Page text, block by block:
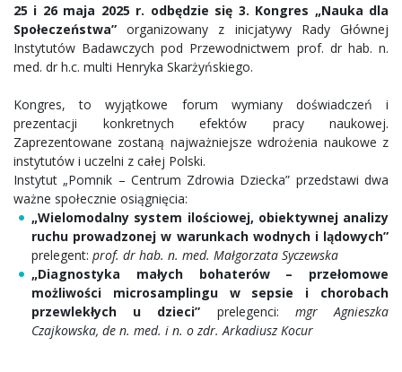
25 i 26 maja 2025 r. odbędzie się 3. Kongres „Nauka dla
Społeczeństwa” organizowany z inicjatywy Rady Głównej
Instytutów Badawczych pod Przewodnictwem prof. dr hab. n.
med. dr h.c. multi Henryka Skarżyńskiego.
Kongres, to wyjątkowe forum wymiany doświadczeń i
prezentacji konkretnych efektów pracy naukowej.
Zaprezentowane zostaną najważniejsze wdrożenia naukowe z
instytutów i uczelni z całej Polski.
Instytut „Pomnik – Centrum Zdrowia Dziecka” przedstawi dwa
ważne społecznie osiągnięcia:
„Wielomodalny system ilościowej, obiektywnej analizy
ruchu prowadzonej w warunkach wodnych i lądowych”
prelegent: prof. dr hab. n. med. Małgorzata Syczewska
„Diagnostyka małych bohaterów – przełomowe
możliwości microsamplingu w sepsie i chorobach
przewlekłych u dzieci” prelegenci: mgr Agnieszka
Czajkowska, de n. med. i n. o zdr. Arkadiusz Kocur